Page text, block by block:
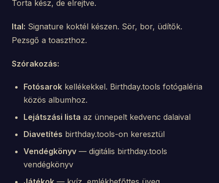
Torta kész, de elrejtve.
Ital: Signature koktél készen. Sör, bor, üdítők.
Pezsgő a toaszthoz.
Szórakozás:
Fotósarok kellékekkel. Birthday.tools fotógaléria
közös albumhoz.
Lejátszási lista az ünnepelt kedvenc dalaival
Diavetítés birthday.tools-on keresztül
Vendégkönyv — digitális birthday.tools
vendégkönyv